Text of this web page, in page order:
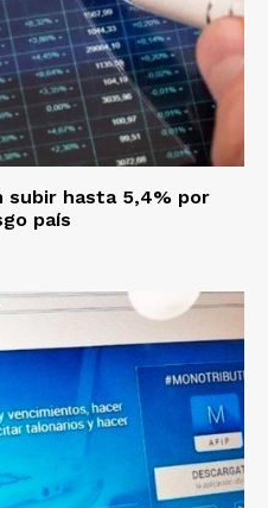
subir hasta 5,4% por
país